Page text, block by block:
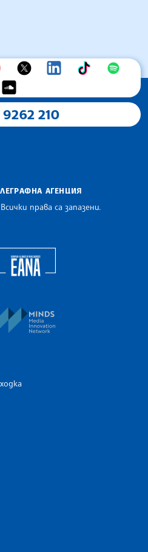
210
АГЕНЦИЯ
права са запазени.
of the Balkan News Agencies
Newsroom